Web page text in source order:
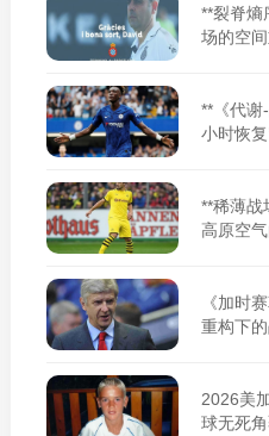
**裂脊
场的空
**《代谢
小时恢
**稀薄战
高原空
《加时
重构下
2026美
球无死